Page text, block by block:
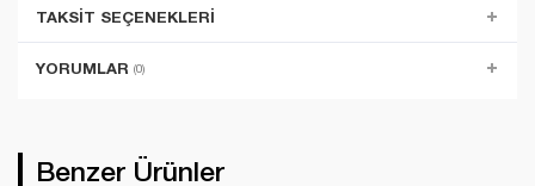
TAKSIT SEÇENEKLERI
YORUMLAR (0)
Benzer Ürünler